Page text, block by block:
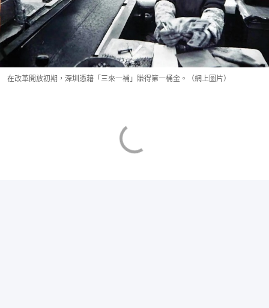
在改革開放初期，深圳憑藉「三來一補」賺得第一桶金。（網上圖片）